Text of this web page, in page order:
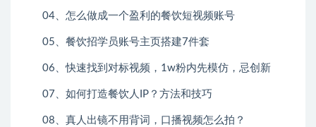
04、怎么做成一个盈利的餐饮短视频账号
05、餐饮招学员账号主页搭建7件套
06、快速找到对标视频，1w粉内先模仿，忌创新
07、如何打造餐饮人IP？方法和技巧
08、真人出镜不用背词，口播视频怎么拍？